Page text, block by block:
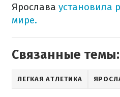
Ярослава установила
мире.
Связанные темы:
ЛЕГКАЯ АТЛЕТИКА